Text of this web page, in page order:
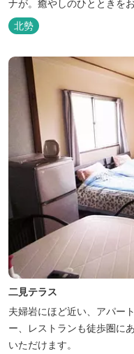
ナが。癒やしのひとときを
北勢
二見テラス
夫婦岩にほど近い、アパー
ー、レストランも徒歩圏に
いただけます。